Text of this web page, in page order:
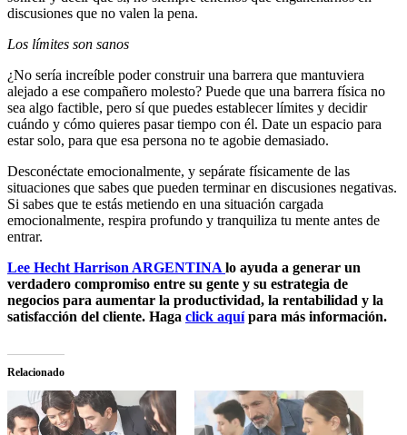
discusiones que no valen la pena.
Los límites son sanos
¿No sería increíble poder construir una barrera que mantuviera
alejado a ese compañero molesto? Puede que una barrera física no
sea algo factible, pero sí que puedes establecer límites y decidir
cuándo y cómo quieres pasar tiempo con él. Date un espacio para
estar solo, para que esa persona no te agobie demasiado.
Desconéctate emocionalmente, y sepárate físicamente de las
situaciones que sabes que pueden terminar en discusiones negativas.
Si sabes que te estás metiendo en una situación cargada
emocionalmente, respira profundo y tranquiliza tu mente antes de
entrar.
Lee Hecht Harrison ARGENTINA lo ayuda a generar un
verdadero compromiso entre su gente y su estrategia de
negocios para aumentar la productividad, la rentabilidad y la
satisfacción del cliente. Haga click aquípara más información.
Relacionado